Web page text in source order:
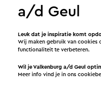
Tickets komen later dit
a/d Geul
Leuk dat je inspiratie komt
Wij maken gebruik van cookies
functionaliteit te verbeteren.
Wil je Valkenburg a/d Geul
Meer info vind je in ons